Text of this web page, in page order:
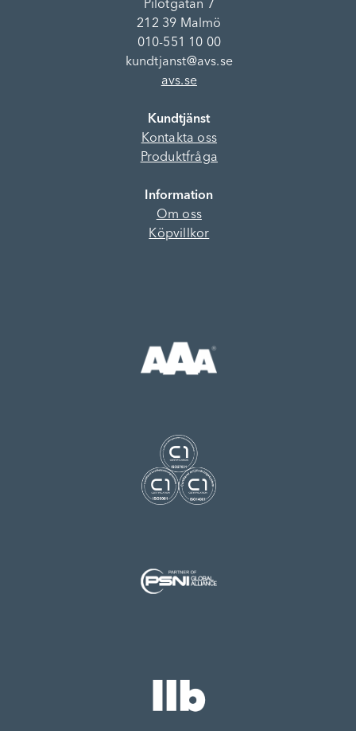
Pilotgatan 7
212 39 Malmö
010-551 10 00
kundtjanst@avs.se
avs.se
Kundtjänst
Kontakta oss
Produktfråga
Information
Om oss
Köpvillkor